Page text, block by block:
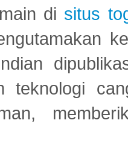
di situs
teknologi